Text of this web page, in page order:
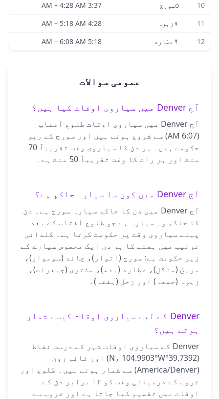
10
☉سورج 3:37 AM
– 4:28 AM
11
♀ زہرہ 4:28 AM
– 5:18 AM
12
☿ عطارد 5:18 AM
– 6:08 AM
عمومی سوالات
آج Denver میں سیاروی اوقات کیا ہیں؟
آج Denver میں سیاروی اوقات طلوع آفتاب
(6:07 AM) سے شروع ہوتے ہیں اور سورج کے زیر
حکومت ہیں۔ ہر دن کا سیاروی وقت تقریباً 70
منٹ اور ہر رات کا وقت تقریباً 50 منٹ ہے۔
آج Denver میں کون سا سیارہ حاکم ہے؟
آج Denver میں دن کا حاکم سیارہ سورج ہے۔ دن
کا حاکم وہ سیارہ ہے جو طلوع آفتاب کے بعد
پہلے سیاروی وقت پر حکومت کرتا ہے۔ کلدانی
ترتیب میں ہفتے کا ہر دن ایک مخصوص سیارے کے
زیر حکومت ہے: سورج (اتوار)، چاند (سوموار)،
مریخ (منگل)، عطارد (بدھ)، مشتری (جمعرات)،
زہرہ (جمعہ) اور زحل (ہفتہ)۔
Denver کے لیے سیاروی اوقات کیسے شمار
ہوتے ہیں؟
Denver کے سیاروی اوقات شہر کے درست نقاط
(39.7392°N، 104.9903°W) اور ٹائم زون
(America/Denver) سے شمار ہوتے ہیں۔ طلوع اور
غروب کے درمیانی وقت کو ۱۲ برابر دن کے
اوقات میں تقسیم کیا جاتا ہے اور غروب سے